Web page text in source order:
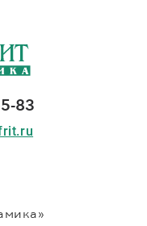
83